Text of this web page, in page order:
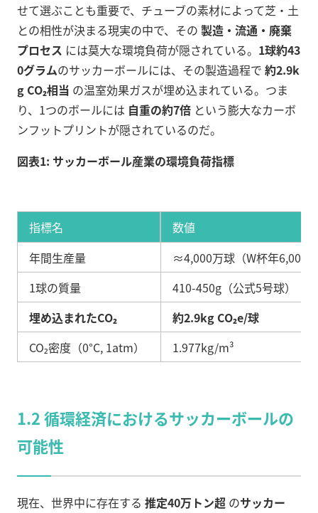
せて選ぶことも重要で、チューブの素材によって芝・土
との相性が決まる現実の中で、その 製造・流通・廃棄
プロセス には莫大な環境負荷が隠されている。 1球約43
0グラムのサッカーボールには、その製造過程で 約2.9k
g CO₂相当 の温室効果ガスが埋め込まれている。つま
り、1つのボールには 自重の約7倍 という膨大なカーボ
ンフットプリントが隠されているのだ。
図表1: サッカーボール産業の環境負荷指標
指標名
数値
年間生産量
≈4,000万球（W杯年6,000
1球の質量
410-450g（公式5号球）
埋め込まれたCO₂
約2.9kg CO₂e/球
CO₂密度（0°C, 1atm）
1.977kg/m³
1.2 循環経済におけるサッカーボールの
可能性
現在、世界中に存在する 推定40万トン超 のサッカー